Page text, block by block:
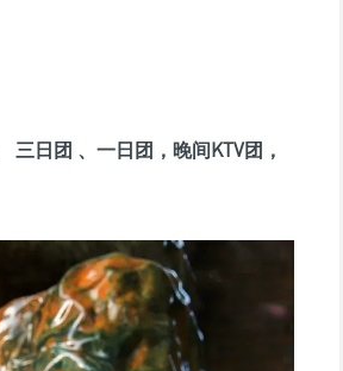
三日团 、一日团，晚间KTV团，